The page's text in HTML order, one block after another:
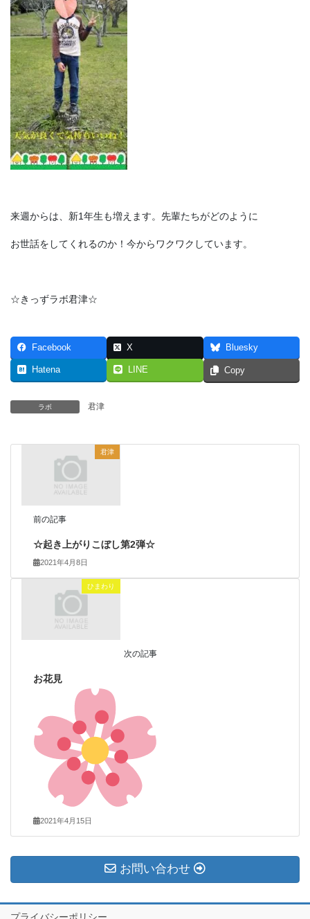
来週からは、新1年生も増えます。先輩たちがどのように
お世話をしてくれるのか！今からワクワクしています。
☆きっずラボ君津☆
Facebook X Bluesky
Hatena LINE Copy
ラボ 君津
君津
前の記事
☆起き上がりこぼし第2弾☆
2021年4月8日
ひまわり
次の記事
お花見
2021年4月15日
お問い合わせ